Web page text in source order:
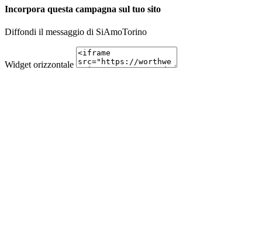
Incorpora questa campagna sul tuo sito
Diffondi il messaggio di SiAmoTorino
Widget orizzontale